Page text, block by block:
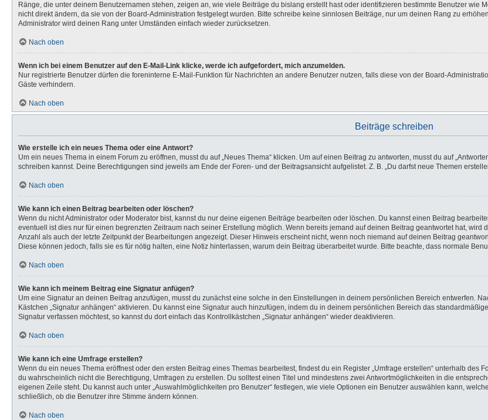
Ränge, die unter deinem Benutzernamen stehen, zeigen an, wie viele Beiträge du bislang erstellt hast oder identifizieren bestimmte Benutzer wie
nicht direkt ändern, da sie von der Board-Administration festgelegt wurden. Bitte schreibe keine sinnlosen Beiträge, nur um deinen Rang zu
Administrator wird deinen Rang unter Umständen einfach wieder zurücksetzen.
Nach oben
Wenn ich bei einem Benutzer auf den E-Mail-Link klicke, werde ich aufgefordert, mich anzumelden.
Nur registrierte Benutzer dürfen die foreninterne E-Mail-Funktion für Nachrichten an andere Benutzer nutzen, falls diese von der Board-
Gäste verhindern.
Nach oben
Beiträge schreiben
Wie erstelle ich ein neues Thema oder eine Antwort?
Um ein neues Thema in einem Forum zu eröffnen, musst du auf „Neues Thema“ klicken. Um auf einen Beitrag zu antworten, musst du auf
schreiben kannst. Deine Berechtigungen sind jeweils am Ende der Foren- und der Beitragsansicht aufgelistet. Z. B. „Du darfst neue Themen
Nach oben
Wie kann ich einen Beitrag bearbeiten oder löschen?
Wenn du nicht Administrator oder Moderator bist, kannst du nur deine eigenen Beiträge bearbeiten oder löschen. Du kannst einen Beitrag
eventuell ist dies nur für einen begrenzten Zeitraum nach seiner Erstellung möglich. Wenn bereits jemand auf deinen Beitrag geantwortet hat,
Anzahl als auch der letzte Zeitpunkt der Bearbeitungen angezeigt. Dieser Hinweis erscheint nicht, wenn noch niemand auf deinen Beitrag
Diese können jedoch, falls sie es für nötig halten, eine Notiz hinterlassen, warum dein Beitrag überarbeitet wurde. Bitte beachte, dass normale
Nach oben
Wie kann ich meinem Beitrag eine Signatur anfügen?
Um eine Signatur an deinen Beitrag anzufügen, musst du zunächst eine solche in den Einstellungen in deinem persönlichen Bereich entwerfen.
Kästchen „Signatur anhängen“ aktivieren. Du kannst eine Signatur auch hinzufügen, indem du in deinem persönlichen Bereich das
Signatur verfassen möchtest, so kannst du dort einfach das Kontrollkästchen „Signatur anhängen“ wieder deaktivieren.
Nach oben
Wie kann ich eine Umfrage erstellen?
Wenn du ein neues Thema eröffnest oder den ersten Beitrag eines Themas bearbeitest, findest du ein Register „Umfrage erstellen“ unterhalb
du wahrscheinlich nicht die Berechtigung, Umfragen zu erstellen. Du solltest einen Titel und mindestens zwei Antwortmöglichkeiten in die
eigenen Zeile steht. Du kannst auch unter „Auswahlmöglichkeiten pro Benutzer“ festlegen, wie viele Optionen ein Benutzer auswählen kann,
schließlich, ob die Benutzer ihre Stimme ändern können.
Nach oben